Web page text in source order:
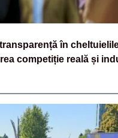
în
competiție reală și